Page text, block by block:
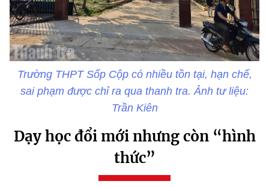
Trường THPT Sốp Cộp có nhiều tồn tại, hạn chế,
sai phạm được chỉ ra qua thanh tra. Ảnh tư liệu:
Trần Kiên
Dạy học đổi mới nhưng còn “hình
thức”